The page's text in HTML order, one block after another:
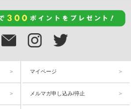
マイページ
メルマガ申し込み/停止